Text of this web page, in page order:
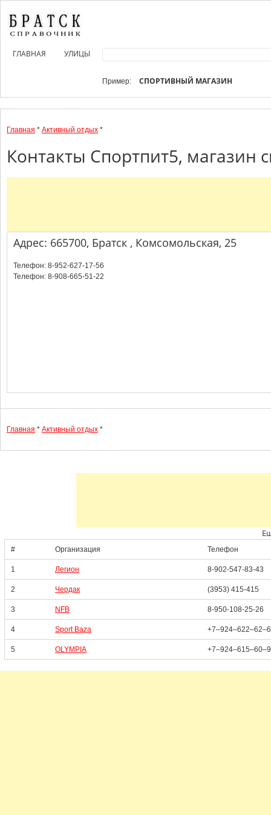
ГЛАВНАЯ УЛИЦЫ
Пример: СПОРТИВНЫЙ МАГАЗИН
Главная * Активный отдых *
Контакты Спортпит5, магазин
Адрес: 665700, Братск , Комсомольская, 25
Телефон: 8-952-627-17-56
Телефон: 8-908-665-51-22
Главная * Активный отдых *
# Организация Телефон
1 Легион 8-902-547-83-43
2 Чердак (3953) 415-415
3 NFB 8-950-108-25-26
4 Sport Baza
5 OLYMPIA